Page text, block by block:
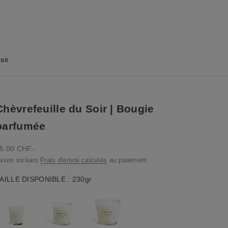
du Soir | Bougie
de vente
CHF.-
inclues Frais d'envoi calculés au paiement
DISPONIBLE : 230grTaille disponible